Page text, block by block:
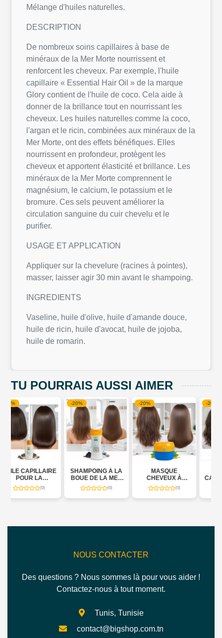
Mélange d'huiles naturelles.
DESCRIPTION
De nombreux soins capillaires à base de
minéraux de la Mer Morte nourrissent et
renforcent les cheveux. Par exemple, l'huile
capillaire « Essential Hair Oil » de la marque
Glory contient de l'huile de coco. Cela aide à
donner de la brillance tout en nourrissant les
cheveux. Les huiles naturelles comme la coco,
l'argan et le ricin, combinées aux minéraux de la
Mer Morte, ont des effets bénéfiques. Elles
nourrissent en profondeur, protègent les
cheveux et apportent élasticité et brillance. Les
minéraux de la Mer Morte comprennent le
magnésium, le calcium, le potassium et le
bromure. Ces sels peuvent améliorer la
circulation sanguine du cuir chevelu et le
purifier.
USAGE ET APPLICATION
Appliquer sur la chevelure (racines à pointes),
masser, laisser agir 30 min avant le shampoing.
INGREDIENTS
Vaseline, huile d'olive, huile d'amande douce,
huile de ricin, huile d'avocat, huile de jojoba,
huile de romarin.
TU POURRAIS AUSSI AIMER
SHAMPOING À LA
BOUE DE LA MER
MORTE
(TRAITEMENT)
BOUTEILLE 400 ML
-20%
MASQUE
CHEVEUX À
L'HUILE CHAUDE -
MICROCOLLAGÈNE
- 15 SORTES
-20%
SÉRUM
CAPILLAIRE SANS
RINÇAGE POUR
DES CHEVEUX
BRILLANTS ET
NOUS CONTACTER
Des questions ? Nous sommes là pour vous aider !
Contactez-nous à tout moment.
Tunis, Tunisie
contact@bigshop.com.tn